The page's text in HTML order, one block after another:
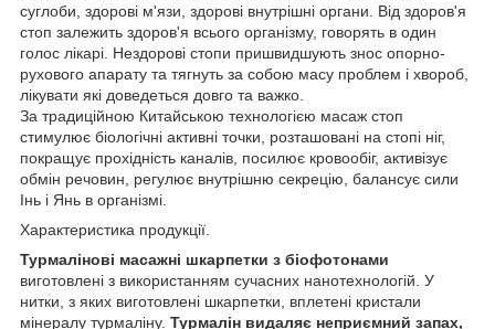
суглоби, здорові м'язи, здорові внутрішні органи. Від здоров'я
стоп залежить здоров'я всього організму, говорять в один
голос лікарі. Нездорові стопи пришвидшують знос опорно-
рухового апарату та тягнуть за собою масу проблем і хвороб,
лікувати які доведеться довго та важко.
За традиційною Китайською технологією масаж стоп
стимулює біологічні активні точки, розташовані на стопі ніг,
покращує прохідність каналів, посилює кровообіг, активізує
обмін речовин, регулює внутрішню секрецію, балансує сили
Інь і Янь в організмі.
Характеристика продукції.
Турмалінові масажні шкарпетки з біофотонами
виготовлені з використанням сучасних нанотехнологій. У
нитки, з яких виготовлені шкарпетки, вплетені кристали
мінералу турмаліну. Турмалін видаляє неприємний запах,